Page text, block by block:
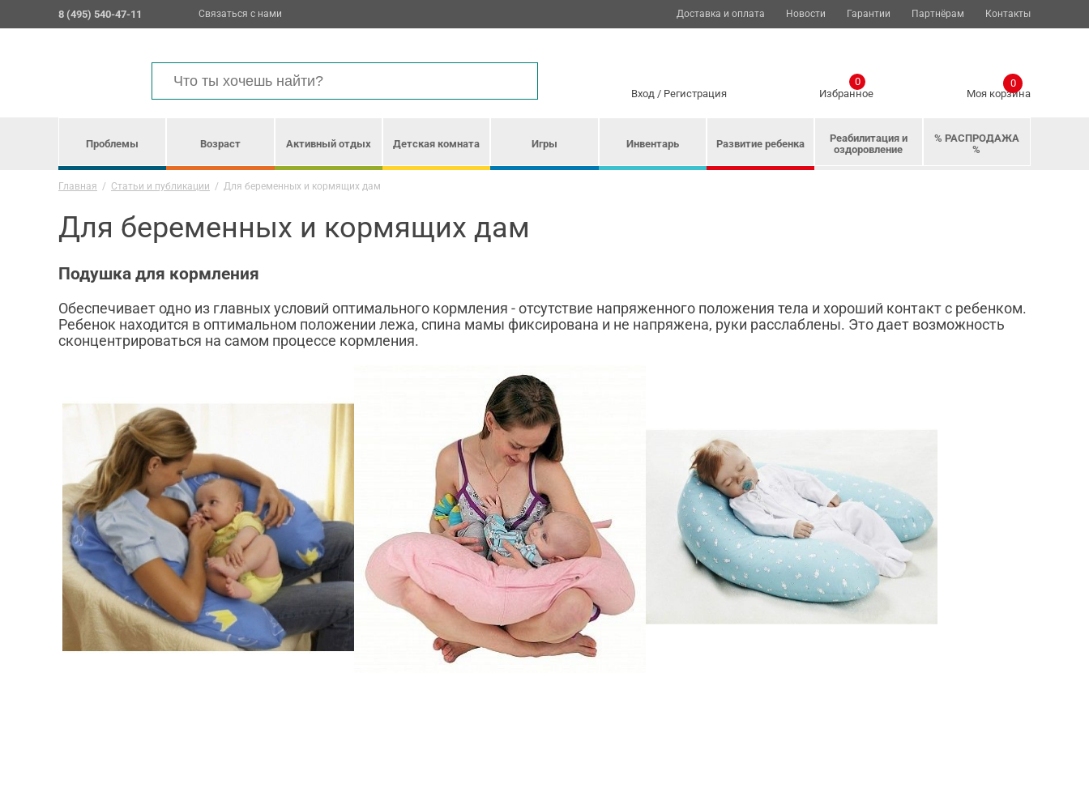
8 (495) 540-47-11 Связаться с нами Доставка и оплата Новости Гарантии Партнёрам Контакты
Вход/ Регистрация Избранное
0
Моя корзина
0
Проблемы Возраст Активный отдых Детская комната Игры Инвентарь Развитие ребенка
Реабилитация и
оздоровление
% РАСПРОДАЖА
%
Главная / Статьи и публикации / Для беременных и кормящих дам
Для беременных и кормящих дам
Подушка для кормления
Обеспечивает одно из главных условий оптимального кормления - отсутствие напряженного положения тела и хороший контакт с ребенком.
Ребенок находится в оптимальном положении лежа, спина мамы фиксирована и не напряжена, руки расслаблены. Это дает возможность
сконцентрироваться на самом процессе кормления.